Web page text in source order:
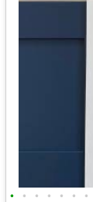
• • • • • • •